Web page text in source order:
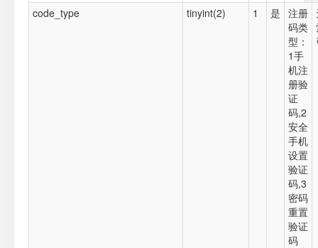
code_type
tinyint(2) 1 是 注册
码类
型：
1手
机注
册验
证
码,2
安全
手机
设置
验证
码,3
密码
重置
验证
码